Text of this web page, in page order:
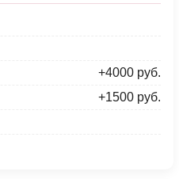
+4000 руб.
+1500 руб.